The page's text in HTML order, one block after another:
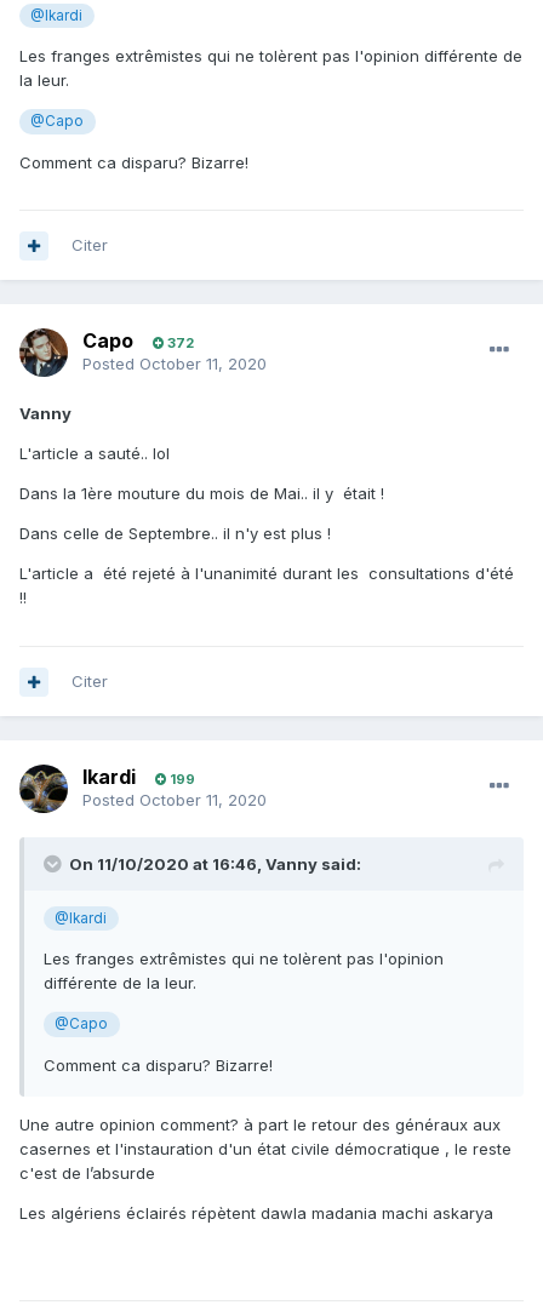
@Ikardi
Les franges extrêmistes qui ne tolèrent pas l'opinion différente de
la leur.
@Capo
Comment ca disparu? Bizarre!
Citer
Capo 372
Posted October 11, 2020
Vanny
L'article a sauté.. lol
Dans la 1ère mouture du mois de Mai.. il y était !
Dans celle de Septembre.. il n'y est plus !
L'article a été rejeté à l'unanimité durant les consultations d'été
!!
Citer
Ikardi 199
Posted October 11, 2020
On 11/10/2020 at 16:46, Vanny said:
@Ikardi
Les franges extrêmistes qui ne tolèrent pas l'opinion
différente de la leur.
@Capo
Comment ca disparu? Bizarre!
Une autre opinion comment? à part le retour des généraux aux
casernes et l'instauration d'un état civile démocratique , le reste
c'est de l’absurde
Les algériens éclairés répètent dawla madania machi askarya